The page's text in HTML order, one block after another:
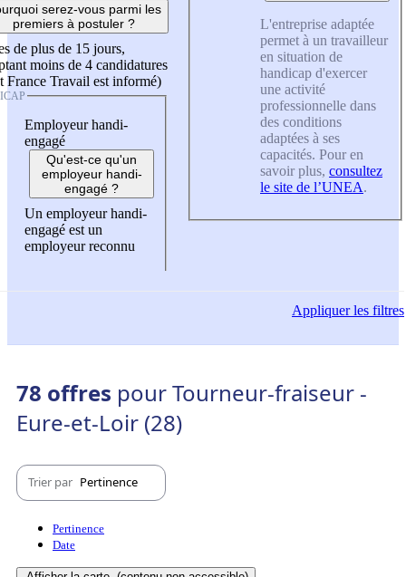
serez-vous parmi les
premiers à postuler ?
de plus de 15 jours,
moins de 4 candidatures
France Travail est informé)
Employeur handi-
engagé
Qu'est-ce qu'un
employeur handi-
engagé ?
Un employeur handi-
engagé est un
employeur reconnu
L'entreprise adaptée
permet à un travailleur
en situation de
handicap d'exercer
une activité
professionnelle dans
des conditions
adaptées à ses
capacités. Pour en
savoir plus, consultez
le site de l’UNEA.
Appliquerles filtres
78 offres pour Tourneur-fraiseur -
Eure-et-Loir (28)
Trier par Pertinence
Pertinence
Date